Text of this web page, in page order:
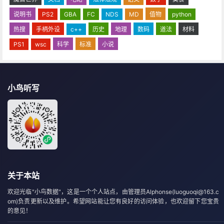
说明书
PS2 GBA FC NDS MD 值物
python
热搜
手柄外设 c++ 历史 地理 数码 道法
材料
PS1
wsc 科学 标准 小说
小鸟听写
关于本站
欢迎光临"小鸟数据"，这是一个个人站点，由管理员Alphonse(luoguoqi@163.c
om)负责更新以及维护。希望网站能让您有良好的访问体验，也欢迎留下您宝贵
的意见！